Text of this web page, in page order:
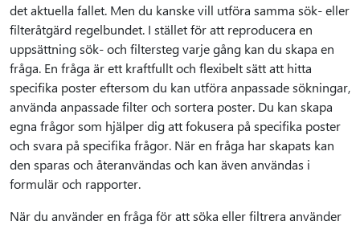
det aktuella fallet. Men du kanske vill utföra samma sök- eller
filteråtgärd regelbundet. I stället för att reproducera en
uppsättning sök- och filtersteg varje gång kan du skapa en
fråga. En fråga är ett kraftfullt och flexibelt sätt att hitta
specifika poster eftersom du kan utföra anpassade sökningar,
använda anpassade filter och sortera poster. Du kan skapa
egna frågor som hjälper dig att fokusera på specifika poster
och svara på specifika frågor. När en fråga har skapats kan
den sparas och återanvändas och kan även användas i
formulär och rapporter.
När du använder en fråga för att söka eller filtrera använder